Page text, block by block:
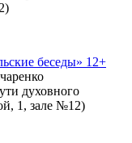
беседы» 12+
духовного
1, зале №12)